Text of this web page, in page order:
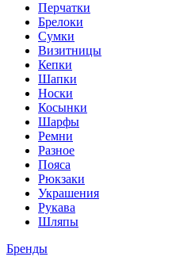
Перчатки
Брелоки
Сумки
Визитницы
Кепки
Шапки
Носки
Косынки
Шарфы
Ремни
Разное
Пояса
Рюкзаки
Украшения
Рукава
Шляпы
Бренды